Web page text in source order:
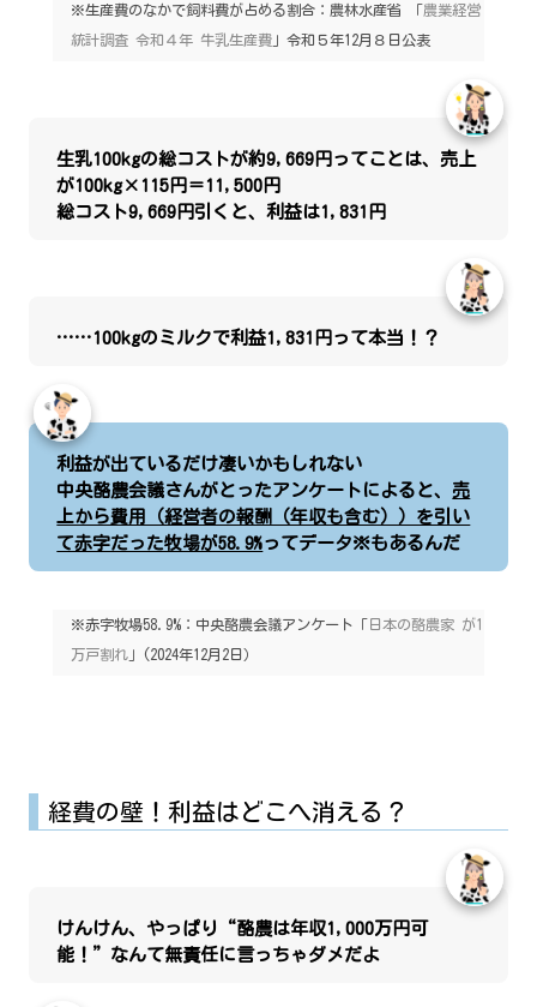
※生産費のなかで飼料費が占める割合：農林水産省 「農業経営
統計調査 令和４年 牛乳生産費 」令和５年12月８日公表
生乳100kgの総コストが約9,669円ってことは、売上
が100kg×115円＝11,500円
総コスト9,669円引くと、利益は1,831円
……100kgのミルクで利益1,831円って本当！？
利益が出ているだけ凄いかもしれない
中央酪農会議さんがとったアンケートによると、 売
上から費用（経営者の報酬（年収も含む））を引い
て赤字だった牧場が58.9%ってデータ※もあるんだ
※赤字牧場58.9%：中央酪農会議アンケート「日本の酪農家 が1
万戸割れ 」(2024年12月2日）
経費の壁！利益はどこへ消える？
けんけん、やっぱり“酪農は年収1,000万円可
能！”なんて無責任に言っちゃダメだよ